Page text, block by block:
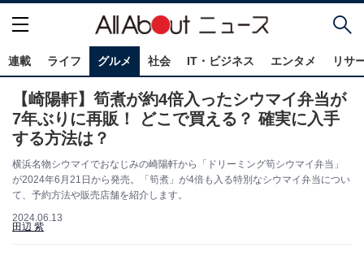
連載 ライフ グルメ 社会 IT・ビジネス エンタメ リサ
【崎陽軒】筍煮が約4倍入ったシウマイ弁当が
7年ぶりに再販！ どこで買える？ 確実に入手
する方法は？
横浜名物シウマイでおなじみの崎陽軒から「ドリーミング筍シウマイ弁当」
が2024年6月21日から発売。「筍煮」が4倍も入る特別なシウマイ弁当につい
て、予約方法や販売店舗を紹介します。
2024.06.13
田辺 紫